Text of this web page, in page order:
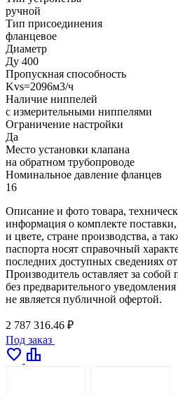
ручной
Тип присоединения
фланцевое
Диаметр
Ду 400
Пропускная способность
Kvs=2096м3/ч
Наличие ниппелей
с измерительными ниппелями
Ограничение настройки
Да
Место установки клапана
на обратном трубопроводе
Номинальное давление фланцев
16
Описание и фото товара,
информация о комплекте
и цвете, стране производства, а
паспорта носят справочный
последних доступных сведениях
Производитель оставляет за
без предварительного
не является публичной офертой.
2 787 316.46 ₽
Под заказ
favorite leaderboard